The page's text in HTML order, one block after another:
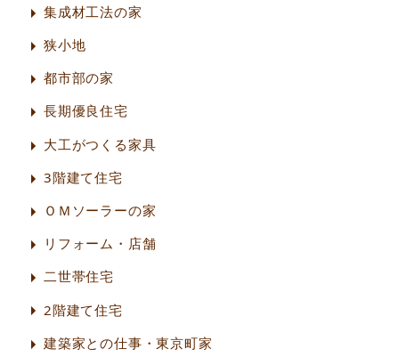
集成材工法の家
狭小地
都市部の家
長期優良住宅
大工がつくる家具
3階建て住宅
ＯＭソーラーの家
リフォーム・店舗
二世帯住宅
2階建て住宅
建築家との仕事・東京町家